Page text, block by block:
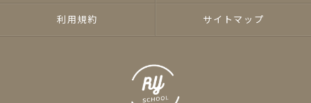
利用規約 サイトマップ